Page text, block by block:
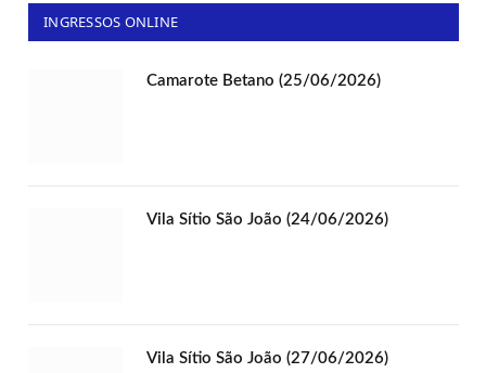
INGRESSOS ONLINE
Camarote Betano (25/06/2026)
Vila Sítio São João (24/06/2026)
Vila Sítio São João (27/06/2026)